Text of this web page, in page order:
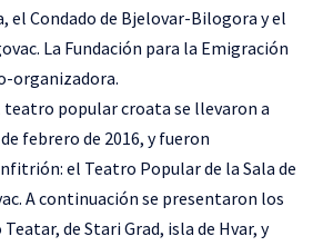
el Condado de Bjelovar-Bilogora y el
La Fundación para la Emigración
organizadora.
teatro popular croata se llevaron a
febrero de 2016, y fueron
el Teatro Popular de la Sala de
A continuación se presentaron los
de Stari Grad, isla de Hvar, y